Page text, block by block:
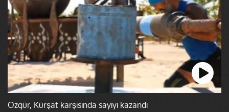
Özgür, Kürşat karşısında sayıyı kazandı